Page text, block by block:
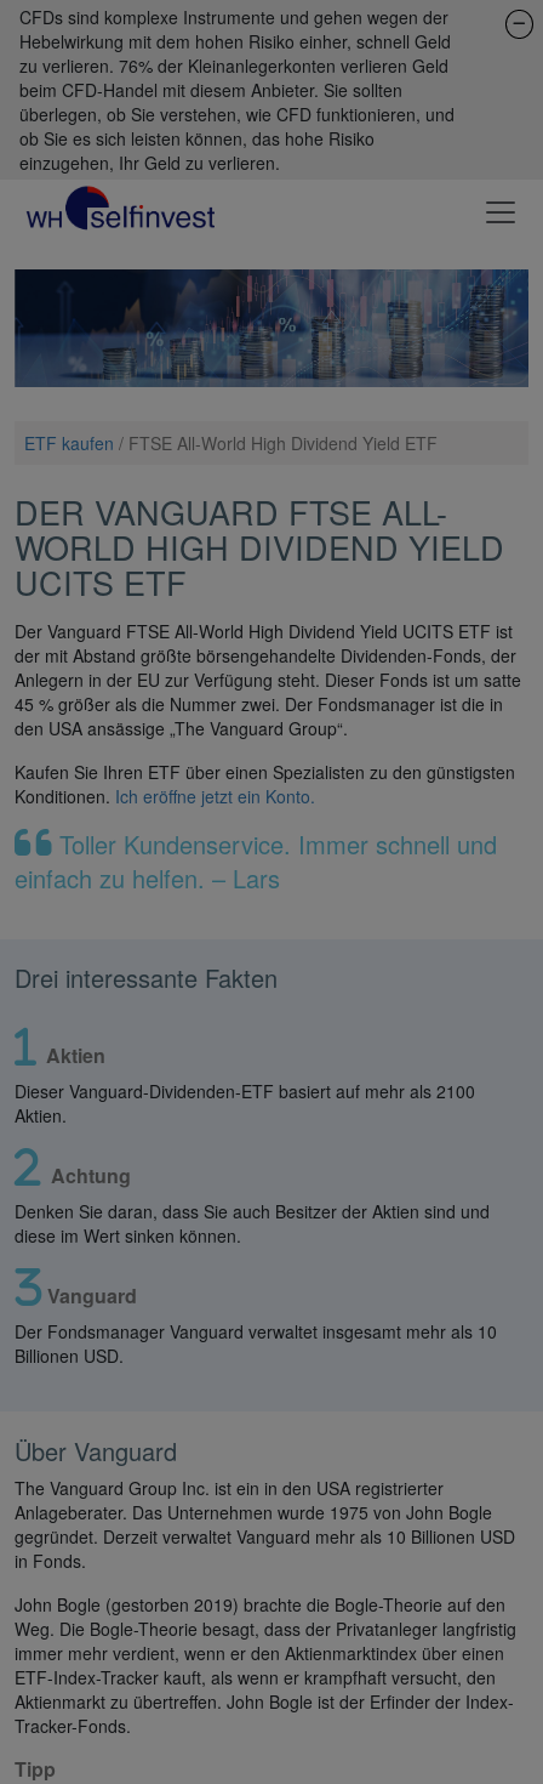
CFDs sind komplexe Instrumente und gehen wegen der
Hebelwirkung mit dem hohen Risiko einher, schnell Geld
zu verlieren. 76% der Kleinanlegerkonten verlieren Geld
beim CFD-Handel mit diesem Anbieter. Sie sollten
überlegen, ob Sie verstehen, wie CFD funktionieren, und
ob Sie es sich leisten können, das hohe Risiko
einzugehen, Ihr Geld zu verlieren.
ETF kaufen / FTSE All-World High Dividend Yield ETF
DER VANGUARD FTSE ALL-
WORLD HIGH DIVIDEND YIELD
UCITS ETF
Der Vanguard FTSE All-World High Dividend Yield UCITS ETF ist
der mit Abstand größte börsengehandelte Dividenden-Fonds, der
Anlegern in der EU zur Verfügung steht. Dieser Fonds ist um satte
45 % größer als die Nummer zwei. Der Fondsmanager ist die in
den USA ansässige „The Vanguard Group“.
Kaufen Sie Ihren ETF über einen Spezialisten zu den günstigsten
Konditionen. Ich eröffne jetzt ein Konto.
Toller Kundenservice. Immer schnell und
einfach zu helfen. – Lars
Drei interessante Fakten
Aktien
Dieser Vanguard-Dividenden-ETF basiert auf mehr als 2100
Aktien.
Achtung
Denken Sie daran, dass Sie auch Besitzer der Aktien sind und
diese im Wert sinken können.
Vanguard
Der Fondsmanager Vanguard verwaltet insgesamt mehr als 10
Billionen USD.
Über Vanguard
The Vanguard Group Inc. ist ein in den USA registrierter
Anlageberater. Das Unternehmen wurde 1975 von John Bogle
gegründet. Derzeit verwaltet Vanguard mehr als 10 Billionen USD
in Fonds.
John Bogle (gestorben 2019) brachte die Bogle-Theorie auf den
Weg. Die Bogle-Theorie besagt, dass der Privatanleger langfristig
immer mehr verdient, wenn er den Aktienmarktindex über einen
ETF-Index-Tracker kauft, als wenn er krampfhaft versucht, den
Aktienmarkt zu übertreffen. John Bogle ist der Erfinder der Index-
Tracker-Fonds.
Tipp